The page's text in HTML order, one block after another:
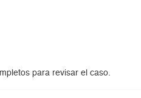
para revisar el caso.